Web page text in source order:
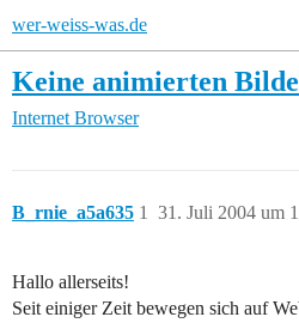
wer-weiss-was.de
Keine animierten
Internet Browser
B_rnie_a5a635 31. Juli 2004 um
1
Hallo allerseits!
Seit einiger Zeit bewegen sich auf